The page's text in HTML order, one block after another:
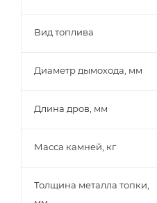
Вид топлива
Диаметр дымохода, мм
Длина дров, мм
Масса камней, кг
Толщина металла топки,